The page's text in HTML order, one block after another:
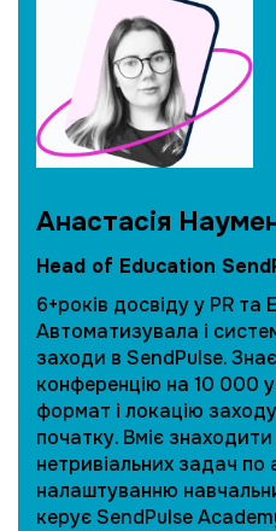
Анастасія
Head of Education
6+років досвіду у PR
Автоматизувала і
заходи в SendPulse.
конференцію на 10 000
формат і локацію
початку. Вміє
нетривіальних задач по
налаштуванню
керує SendPulse